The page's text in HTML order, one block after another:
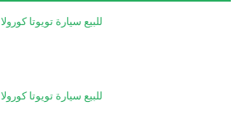
للبيع سيارة تويوتا كورولا 2013
للبيع سيارة تويوتا كورولا 2013